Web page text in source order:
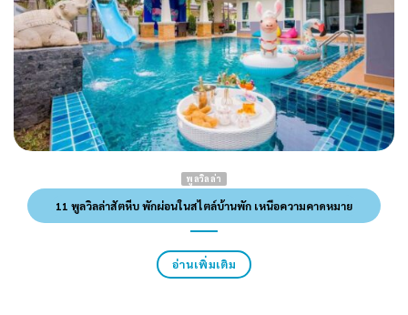
พูลวิลล่า
11 พูลวิลล่าสัตหีบ พักผ่อนในสไตล์บ้านพัก เหนือความคาดหมาย
อ่านเพิ่มเติม